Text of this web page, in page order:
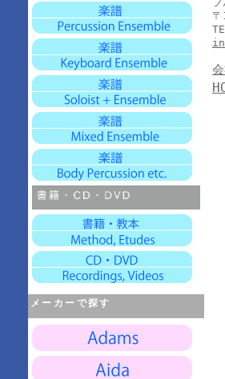
メーカーで探す